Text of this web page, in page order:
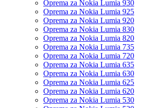
Oprema za Nokia Lumia 930
Oprema za Nokia Lumia 925
Oprema za Nokia Lumia 920
Oprema za Nokia Lumia 830
Oprema za Nokia Lumia 820
Oprema za Nokia Lumia 735
Oprema za Nokia Lumia 720
Oprema za Nokia Lumia 635
Oprema za Nokia Lumia 630
Oprema za Nokia Lumia 625
Oprema za Nokia Lumia 620
Oprema za Nokia Lumia 530